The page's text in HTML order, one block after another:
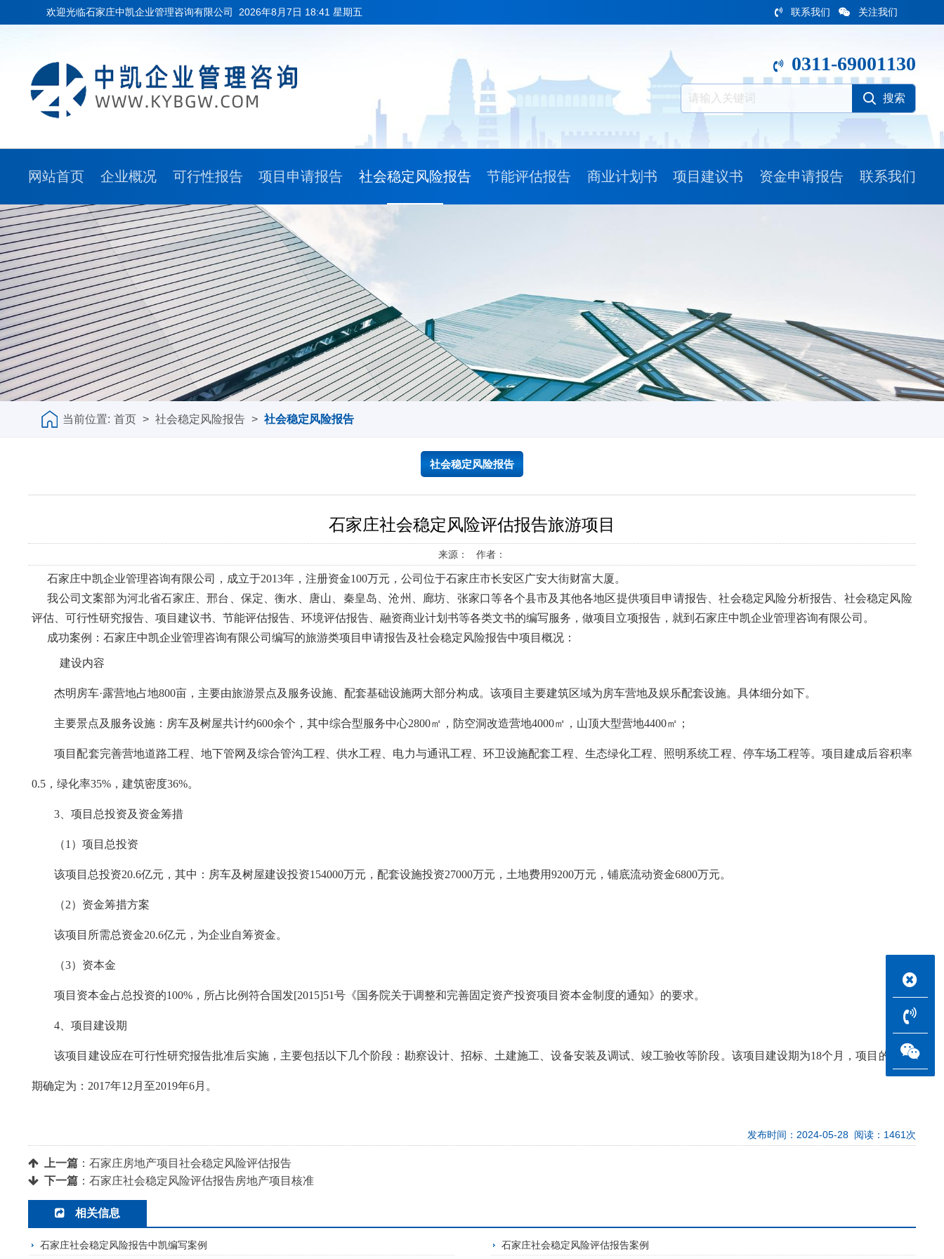
欢迎光临石家庄中凯企业管理咨询有限公司 2026年8月7日 18:41 星期五 联系我们 关注我们
0311-69001130
网站首页 企业概况 可行性报告 项目申请报告 社会稳定风险报告 节能评估报告 商业计划书 项目建议书 资金申请报告 联系我们
当前位置: 首页 > 社会稳定风险报告 > 社会稳定风险报告
社会稳定风险报告
石家庄社会稳定风险评估报告旅游项目
来源： 作者：
石家庄中凯企业管理咨询有限公司，成立于2013年，注册资金100万元，公司位于石家庄市长安区广安大街财富大厦。
我公司文案部为河北省石家庄、邢台、保定、衡水、唐山、秦皇岛、沧州、廊坊、张家口等各个县市及其他各地区提供项目申请报告、社会稳定风险分析报告、社会稳定风险
评估、可行性研究报告、项目建议书、节能评估报告、环境评估报告、融资商业计划书等各类文书的编写服务，做项目立项报告，就到石家庄中凯企业管理咨询有限公司。
成功案例：石家庄中凯企业管理咨询有限公司编写的旅游类项目申请报告及社会稳定风险报告中项目概况：
建设内容
杰明房车·露营地占地800亩，主要由旅游景点及服务设施、配套基础设施两大部分构成。该项目主要建筑区域为房车营地及娱乐配套设施。具体细分如下。
主要景点及服务设施：房车及树屋共计约600余个，其中综合型服务中心2800㎡，防空洞改造营地4000㎡，山顶大型营地4400㎡；
项目配套完善营地道路工程、地下管网及综合管沟工程、供水工程、电力与通讯工程、环卫设施配套工程、生态绿化工程、照明系统工程、停车场工程等。项目建成后容积率
0.5，绿化率35%，建筑密度36%。
3 、项目总投资及资金筹措
（1）项目总投资
该项目总投资20.6亿元，其中：房车及树屋建设投资154000万元，配套设施投资27000万元，土地费用9200万元，铺底流动资金6800万元。
（2）资金筹措方案
该项目所需总资金20.6亿元，为企业自筹资金。
（3）资本金
项目资本金占总投资的100%，所占比例符合国发[2015]51号《国务院关于调整和完善固定资产投资项目资本金制度的通知》的要求。
4 、项目建设期
该项目建设应在可行性研究报告批准后实施，主要包括以下几个阶段：勘察设计、招标、土建施工、设备安装及调试、竣工验收等阶段。该项目建设期为18个月，项目的建设
期确定为：2017年12月至2019年6月。
发布时间：2024-05-28 阅读：1461次
上一篇 ：石家庄房地产项目社会稳定风险评估报告
下一篇 ：石家庄社会稳定风险评估报告房地产项目核准
相关信息
石家庄社会稳定风险报告中凯编写案例 石家庄社会稳定风险评估报告案例